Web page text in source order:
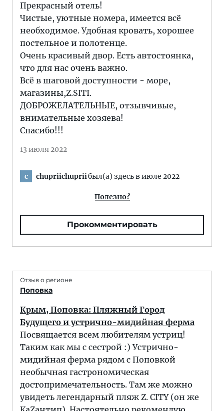
Прекрасный отель!
Чистые, уютные номера, имеется всё
необходимое. Удобная кровать, хорошее
постельное и полотенце.
Очень красивый двор. Есть автостоянка,
что для нас очень важно.
Всё в шаговой доступности - море,
магазины,Z.SITI.
ДОБРОЖЕЛАТЕЛЬНЫЕ, отзывчивые,
внимательные хозяева!
Спасибо!!!
13 июля 2022
c chupriichupriiбыл(а) здесь в июле 2022
Полезно?
Прокомментировать
Отзыв о регионе
Поповка
Крым, Поповка: Пляжный Город
Будущего и устрично-мидийная ферма
Посвящается всем любителям устриц!
Таким как мы с сестрой :) Устрично-
мидийная ферма рядом с Поповкой
необычная гастрономическая
достопримечательность. Там же можно
увидеть легендарный пляж Z. CITY (он же